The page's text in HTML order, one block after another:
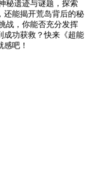
秘遗迹与谜题，探索
还能揭开荒岛背后的秘
战，你能否充分发挥
成功获救？快来《超能
吧！